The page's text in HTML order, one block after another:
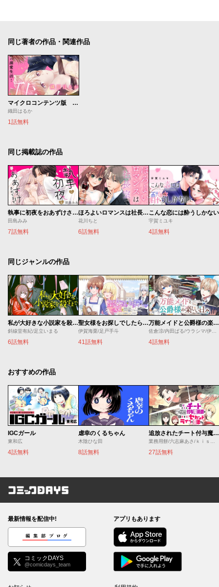
同じ著者の作品・関連作品
マイクロコンテンツ版 高坂社長は我慢できない ～トロける同居生活はじまりました～
織田はるか
1話無料
同じ掲載誌の作品
執事に初夜をおあずけされてます。
田島みみ
7話無料
ほろよいロマンスは社長室で
花川ちと
6話無料
こんな恋には酔うしかない
宇賀ミユキ
4話無料
同じジャンルの作品
私が大好きな小説家を殺すまで
斜線堂有紀/足立いまる
6話無料
聖女様をお探しでしたら妹で間違いありません。さあどうぞお連れください、今すぐ。
伊賀海栗/足戸手斗
41話無料
万能メイドと公爵様の楽しい日々
佐倉涼/内田ぱる/ウラシマ/伊藤テリヤキ
4話無料
おすすめの作品
IGCガール
東和広
4話無料
虐幸のくるちゃん
木陰ひな田
8話無料
追放されたチート付与魔術師は気ままなセカンドライフを謳歌する。 ～俺は武器だけじゃなく、あらゆるものに『強化ポイント』を付与できるし、俺の意思でいつでも効果を解除できるけど、残った人たち大丈夫？～
27話無料
コミックDAYS
最新情報を配信中!
編集部ブログ
コミックDAYS
@comicdays_team
アプリもあります